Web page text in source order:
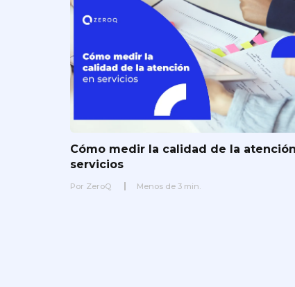
Cómo medir la calidad de la
servicios
Por ZeroQ Menos de 3 min.